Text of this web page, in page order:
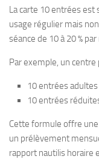
La carte 10 entrées
usage régulier mais
séance de 10 à 20 %
Par exemple, un
10 entrées
10 entrées
Cette formule offre une
un prélèvement
rapport nautilis horaire